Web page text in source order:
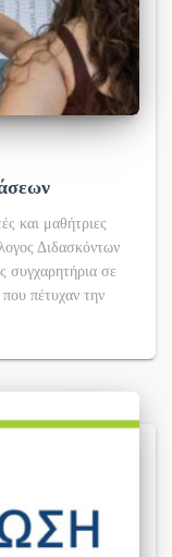
και μαθήτριες
Διδασκόντων
συγχαρητήρια σε
πέτυχαν την